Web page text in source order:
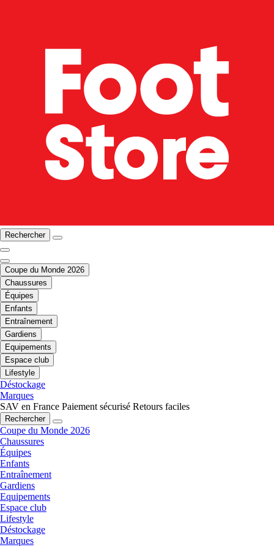
Rechercher
Coupe du Monde 2026
Chaussures
Équipes
Enfants
Entraînement
Gardiens
Equipements
Espace club
Lifestyle
Déstockage
Marques
SAV en France Paiement sécurisé Retours faciles
Rechercher
Coupe du Monde 2026
Chaussures
Équipes
Enfants
Entraînement
Gardiens
Equipements
Espace club
Lifestyle
Déstockage
Marques